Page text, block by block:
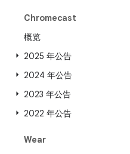
Chromecast
概览
2025 年公告
2024 年公告
2023 年公告
2022 年公告
Wear